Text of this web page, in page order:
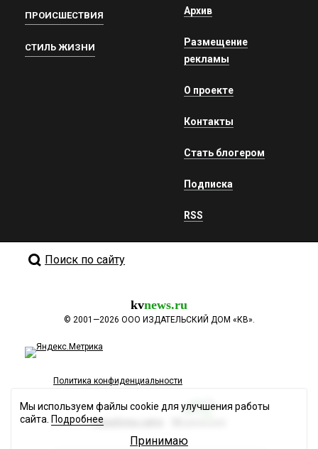
ПРОИСШЕСТВИЯ
СТИЛЬ ЖИЗНИ
Архив
Размещение
рекламы
О проекте
Контакты
Стать блогером
Подписка
RSS
Поиск по сайту
kvnews.ru
© 2001—2026 ООО ИЗДАТЕЛЬСКИЙ ДОМ «КВ».
Политика конфиденциальности
Разработка сайта
Мы используем файлы cookie для улучшения работы
сайта. Подробнее
Принимаю